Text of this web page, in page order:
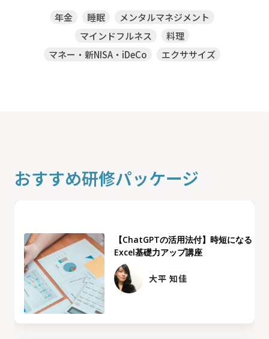
年金 睡眠
メンタルマネジメント
マインドフルネス
料理
マネー・新NISA・iDeCo
エクササイズ
おすすめ研修パッケージ
【ChatGPTの活用法付】時短になる
Excel基礎力アップ講座
大平 知佳